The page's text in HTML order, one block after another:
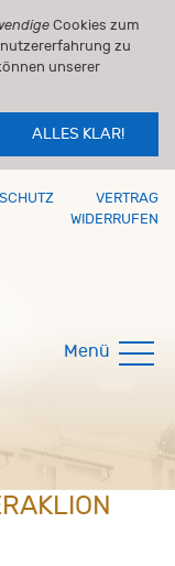
Cookies zum
zu
unserer
ALLES KLAR!
VERTRAG
WIDERRUFEN
Menü